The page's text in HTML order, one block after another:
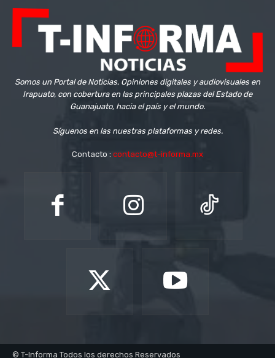
Somos un Portal de Noticias, Opiniones digitales y audiovisuales en
Irapuato, con cobertura en las principales plazas del Estado de
Guanajuato, hacia el país y el mundo.
Síguenos en las nuestras plataformas y redes.
Contacto : contacto@t-informa.mx
© T-Informa Todos los derechos Reservados